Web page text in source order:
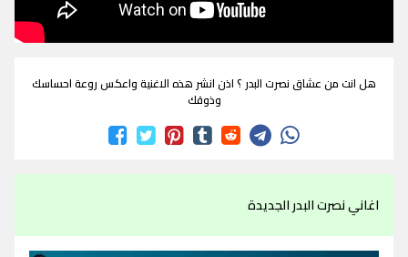
هل انت من عشاق نصرت البدر ؟ اذن انشر هذه الاغنية واعكس روعة احساسك
وذوقك
اغاني نصرت البدر الجديدة